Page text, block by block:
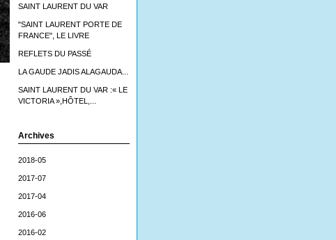
SAINT LAURENT DU VAR
"SAINT LAURENT PORTE DE
FRANCE", LE LIVRE
REFLETS DU PASSÉ
LA GAUDE JADIS ALAGAUDA...
SAINT LAURENT DU VAR :« LE
VICTORIA »,HÔTEL,...
Archives
2018-05
2017-07
2017-04
2016-06
2016-02